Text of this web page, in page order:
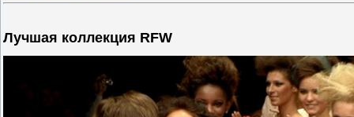
Лучшая коллекция RFW